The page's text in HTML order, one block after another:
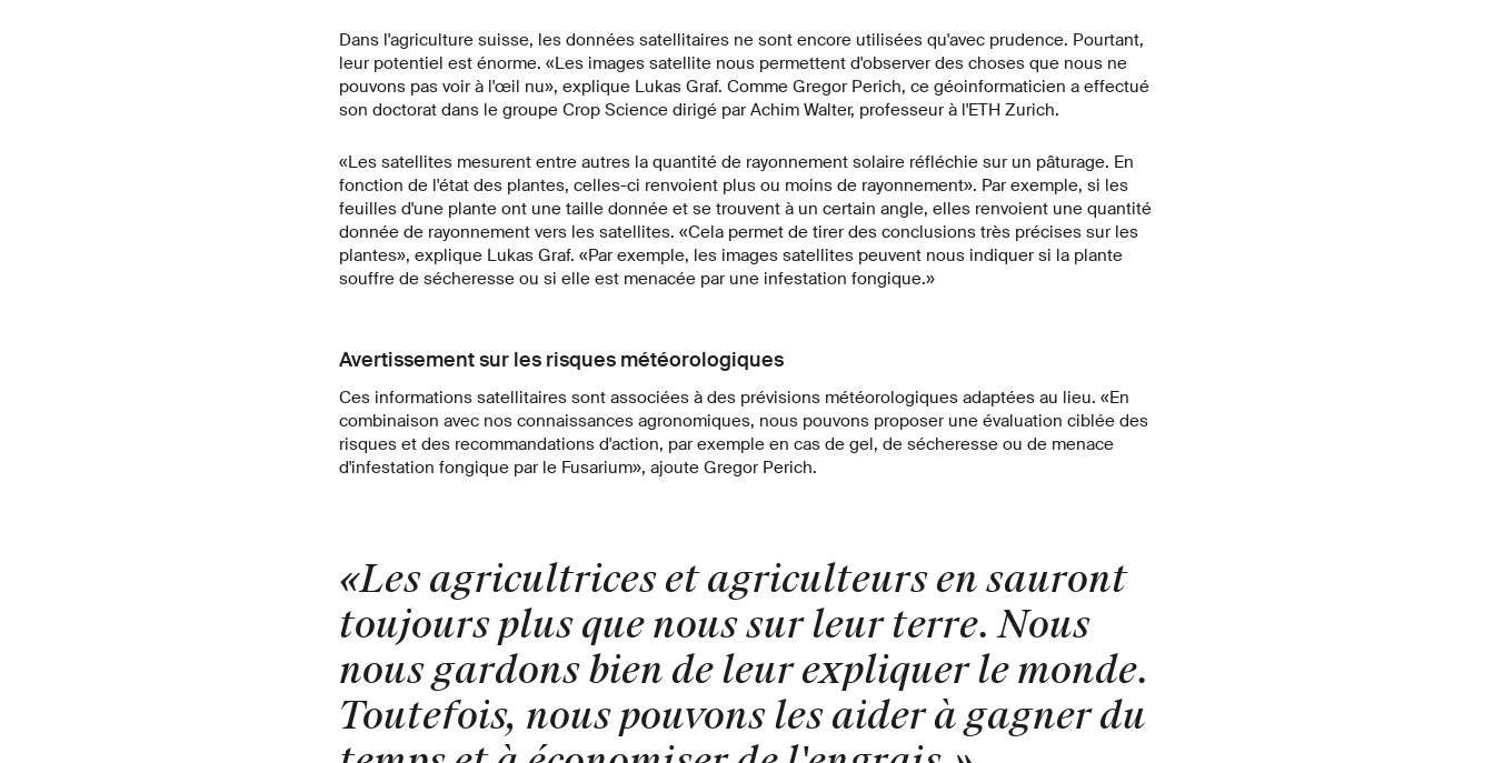
Dans l'agriculture suisse, les données satellitaires ne sont encore utilisées qu'avec prudence. Pourtant,
leur potentiel est énorme. «Les images satellite nous permettent d'observer des choses que nous ne
pouvons pas voir à l'œil nu», explique Lukas Graf. Comme Gregor Perich, ce géoinformaticien a effectué
son doctorat dans le groupe Crop Science dirigé par Achim Walter, professeur à l'ETH Zurich.
«Les satellites mesurent entre autres la quantité de rayonnement solaire réfléchie sur un pâturage. En
fonction de l'état des plantes, celles-ci renvoient plus ou moins de rayonnement». Par exemple, si les
feuilles d'une plante ont une taille donnée et se trouvent à un certain angle, elles renvoient une quantité
donnée de rayonnement vers les satellites. «Cela permet de tirer des conclusions très précises sur les
plantes», explique Lukas Graf. «Par exemple, les images satellites peuvent nous indiquer si la plante
souffre de sécheresse ou si elle est menacée par une infestation fongique.»
Avertissement sur les risques météorologiques
Ces informations satellitaires sont associées à des prévisions météorologiques adaptées au lieu. «En
combinaison avec nos connaissances agronomiques, nous pouvons proposer une évaluation ciblée des
risques et des recommandations d'action, par exemple en cas de gel, de sécheresse ou de menace
d'infestation fongique par le Fusarium», ajoute Gregor Perich.
«Les agricultrices et agriculteurs en sauront
toujours plus que nous sur leur terre. Nous
nous gardons bien de leur expliquer le monde.
Toutefois, nous pouvons les aider à gagner du